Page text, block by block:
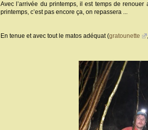
Avec l’arrivée du printemps, il est temps de
printemps, c’est pas encore ça, on repassera ...
En tenue et avec tout le matos adéquat (gratounette